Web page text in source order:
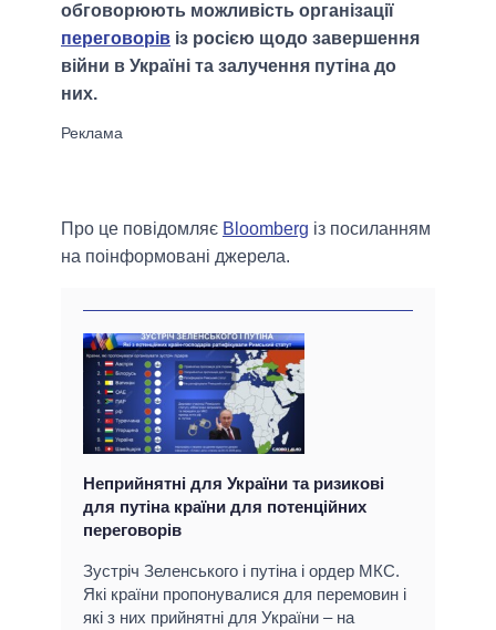
обговорюють можливість організації
переговорів із росією щодо завершення
війни в Україні та залучення путіна до
них.
Про це повідомляє Bloomberg із посиланням
на поінформовані джерела.
Неприйнятні для України та ризикові
для путіна країни для потенційних
переговорів
Зустріч Зеленського і путіна і ордер МКС.
Які країни пропонувалися для перемовин і
які з них прийнятні для України – на